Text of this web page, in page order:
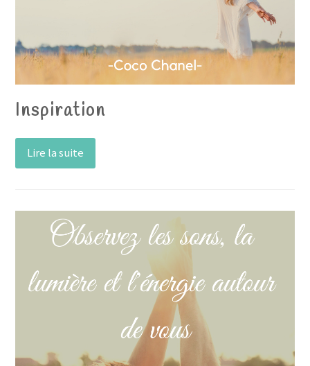
Inspiration
Lire la suite